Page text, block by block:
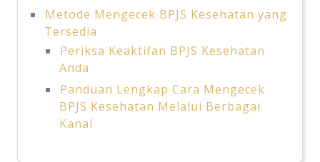
Metode Mengecek BPJS Kesehatan yang
Tersedia
Periksa Keaktifan BPJS Kesehatan
Anda
Panduan Lengkap Cara Mengecek
BPJS Kesehatan Melalui Berbagai
Kanal